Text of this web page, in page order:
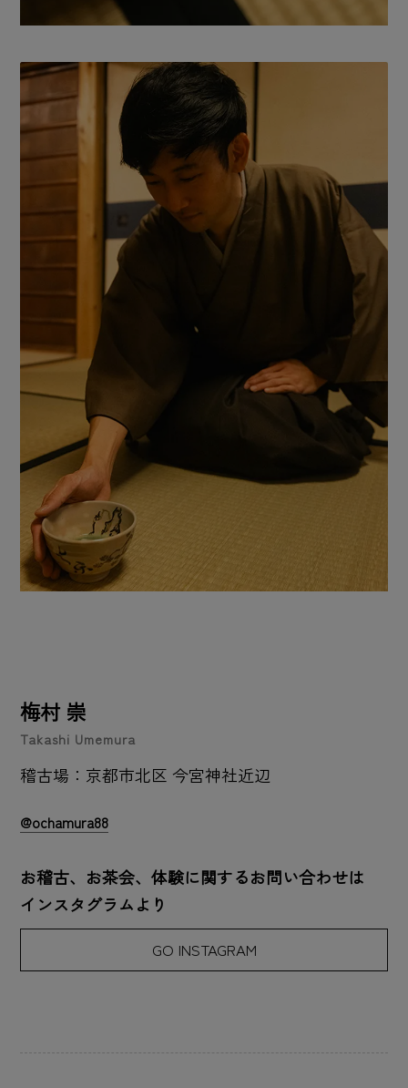
梅村 崇
Takashi Umemura
稽古場：京都市北区 今宮神社近辺
@ochamura88
お稽古、お茶会、体験に関するお問い合わせは
インスタグラムより
GO INSTAGRAM